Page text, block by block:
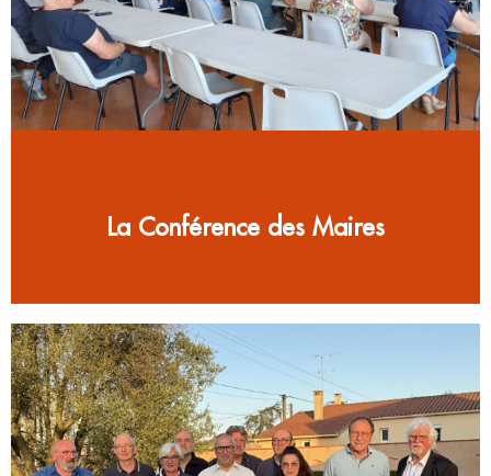
La Conférence des Maires